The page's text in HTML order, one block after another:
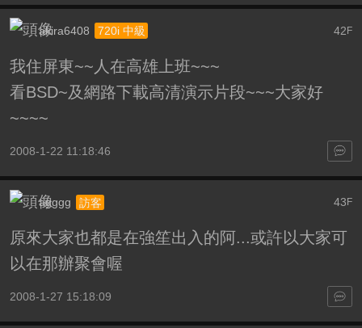
42 F
akira6408 720i 中級
我住屏東~~人在高雄上班~~~
看BSD~及網路下載高清演示片段~~~大家好
~~~~
2008-1-22 11:18:46
43 F
agggg 訪客
原來大家也都是在強笙出入的阿...或許以大家可
以在那辦聚會喔
2008-1-27 15:18:09